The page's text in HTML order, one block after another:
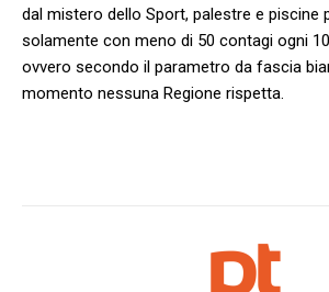
dal mistero dello Sport, palestre e piscine
solamente con meno di 50 contagi ogni
ovvero secondo il parametro da fascia
momento nessuna Regione rispetta.